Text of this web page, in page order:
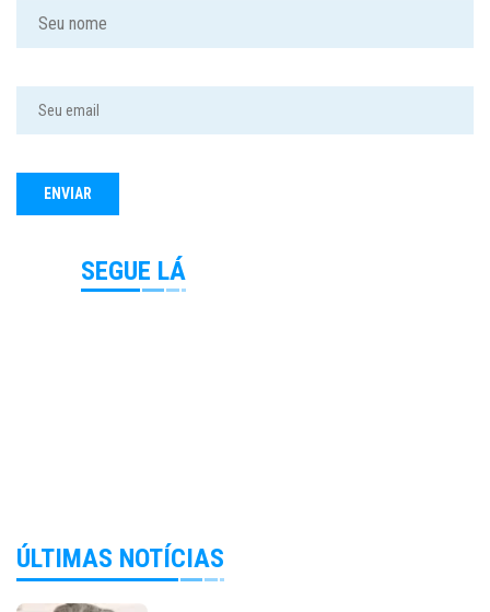
SEGUE LÁ
ÚLTIMAS NOTÍCIAS